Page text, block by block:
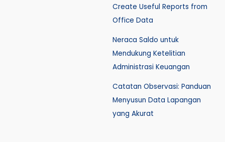
Create Useful Reports from
Office Data
Neraca Saldo untuk
Mendukung Ketelitian
Administrasi Keuangan
Catatan Observasi: Panduan
Menyusun Data Lapangan
yang Akurat